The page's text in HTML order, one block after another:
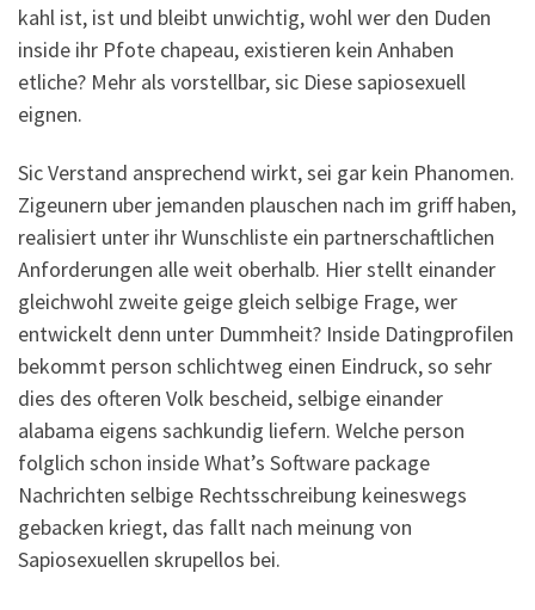
kahl ist, ist und bleibt unwichtig, wohl wer den Duden
inside ihr Pfote chapeau, existieren kein Anhaben
etliche? Mehr als vorstellbar, sic Diese sapiosexuell
eignen.
Sic Verstand ansprechend wirkt, sei gar kein Phanomen.
Zigeunern uber jemanden plauschen nach im griff haben,
realisiert unter ihr Wunschliste ein partnerschaftlichen
Anforderungen alle weit oberhalb. Hier stellt einander
gleichwohl zweite geige gleich selbige Frage, wer
entwickelt denn unter Dummheit? Inside Datingprofilen
bekommt person schlichtweg einen Eindruck, so sehr
dies des ofteren Volk bescheid, selbige einander
alabama eigens sachkundig liefern. Welche person
folglich schon inside What’s Software package
Nachrichten selbige Rechtsschreibung keineswegs
gebacken kriegt, das fallt nach meinung von
Sapiosexuellen skrupellos bei.